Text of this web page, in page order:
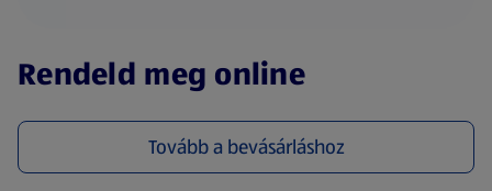
Rendeld meg online
Tovább a bevásárláshoz
(új oldalon nyílik meg)